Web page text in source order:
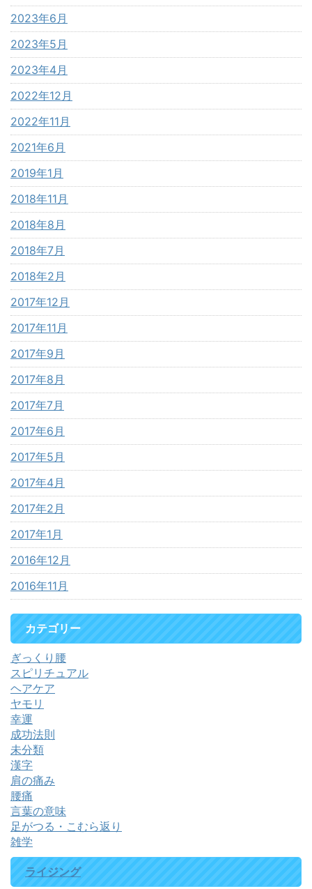
2023年6月
2023年5月
2023年4月
2022年12月
2022年11月
2021年6月
2019年1月
2018年11月
2018年8月
2018年7月
2018年2月
2017年12月
2017年11月
2017年9月
2017年8月
2017年7月
2017年6月
2017年5月
2017年4月
2017年2月
2017年1月
2016年12月
2016年11月
カテゴリー
ぎっくり腰
スピリチュアル
ヘアケア
ヤモリ
幸運
成功法則
未分類
漢字
肩の痛み
腰痛
言葉の意味
足がつる・こむら返り
雑学
ライジング